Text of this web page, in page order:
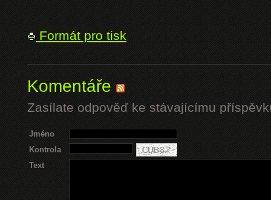
Formát pro tisk
Komentáře
Zasílate odpověď ke stávajícímu
Jméno
Kontrola
Text